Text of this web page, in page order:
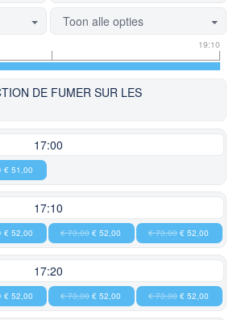
Toon alle opties
19:10
DE FUMER SUR LES
17:00
€ 51,00
17:10
€ 52,00 € 73,00 € 52,00 € 73,00 € 52,00
17:20
€ 52,00 € 73,00 € 52,00 € 73,00 € 52,00